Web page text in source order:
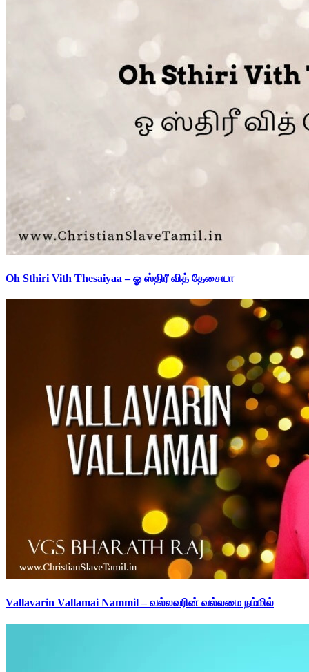
Oh Sthiri Vith Thesaiyaa – ஓ ஸ்திரீ வித் தேசையா
Vallavarin Vallamai Nammil – வல்லவரின் வல்லமை நம்மில்